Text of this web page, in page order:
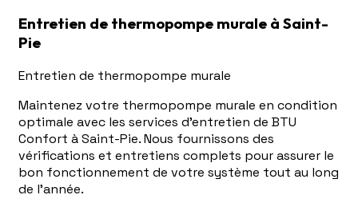
Entretien de thermopompe murale à Saint-
Pie
Entretien de thermopompe murale
Maintenez votre thermopompe murale en condition
optimale avec les services d'entretien de BTU
Confort à Saint-Pie. Nous fournissons des
vérifications et entretiens complets pour assurer le
bon fonctionnement de votre système tout au long
de l'année.